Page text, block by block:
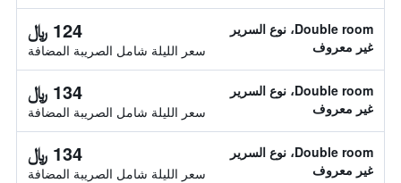
Double room، نوع السرير
غير معروف
124 ﷼
سعر الليلة شامل الصريبة المضافة
Double room، نوع السرير
غير معروف
134 ﷼
سعر الليلة شامل الصريبة المضافة
Double room، نوع السرير
غير معروف
134 ﷼
سعر الليلة شامل الصريبة المضافة